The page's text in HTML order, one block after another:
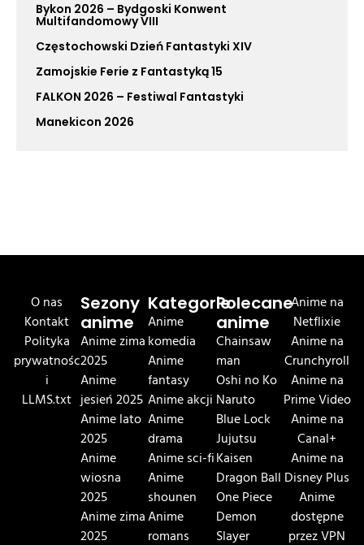
Bykon 2026 – Bydgoski Konwent
Multifandomowy VIII
Częstochowski Dzień Fantastyki XIV
Zamojskie Ferie z Fantastyką 15
FALKON 2026 – Festiwal Fantastyki
Manekicon 2026
O nas
Kontakt
Polityka
prywatnośc
i
LLMS.txt
Sezony
anime
Anime zima
2025
Anime
jesień 2025
Anime lato
2025
Anime
wiosna
2025
Anime zima
2025
Kategorie
Anime
komedia
Anime
fantasy
Anime akcji
Anime
drama
Anime sci-fi
Anime
shounen
Anime
romans
Polecane
anime
Chainsaw
man
Oshi no Ko
Naruto
Blue Lock
Jujutsu
Kaisen
Dragon Ball
One Piece
Demon
Slayer
Anime na
Netflixie
Anime na
Crunchyroll
Anime na
Prime Video
Anime na
Canal+
Anime na
Disney Plus
Anime
dostępne
przez VPN